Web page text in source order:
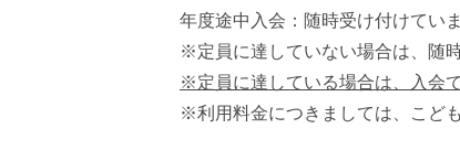
年度途中入会：随時受け付けていま
※定員に達していない場合は、随
※定員に達している場合は、入会
※利用料金につきましては、こど